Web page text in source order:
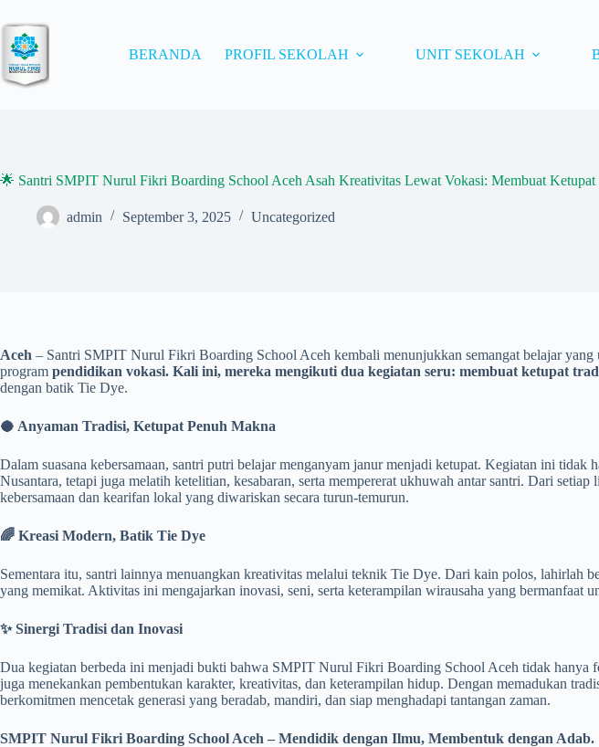
to
content
BERANDA
PROFIL SEKOLAH UNIT SEKOLAH
🌟 Santri SMPIT Nurul Fikri Boarding School Aceh Asah Kreativitas Lewat Vokasi: Membuat
admin September 3, 2025 Uncategorized
Aceh – Santri SMPIT Nurul Fikri Boarding School Aceh kembali menunjukkan semangat belajar yang
program pendidikan vokasi. Kali ini, mereka mengikuti dua kegiatan seru: membuat ketupat
dengan batik Tie Dye.
🥥 Anyaman Tradisi, Ketupat Penuh Makna
Dalam suasana kebersamaan, santri putri belajar menganyam janur menjadi ketupat. Kegiatan ini tidak
Nusantara, tetapi juga melatih ketelitian, kesabaran, serta mempererat ukhuwah antar santri. Dari setiap
kebersamaan dan kearifan lokal yang diwariskan secara turun-temurun.
🌈 Kreasi Modern, Batik Tie Dye
Sementara itu, santri lainnya menuangkan kreativitas melalui teknik Tie Dye. Dari kain polos, lahirlah
yang memikat. Aktivitas ini mengajarkan inovasi, seni, serta keterampilan wirausaha yang bermanfaat
✨ Sinergi Tradisi dan Inovasi
Dua kegiatan berbeda ini menjadi bukti bahwa SMPIT Nurul Fikri Boarding School Aceh tidak hanya
juga menekankan pembentukan karakter, kreativitas, dan keterampilan hidup. Dengan memadukan
berkomitmen mencetak generasi yang beradab, mandiri, dan siap menghadapi tantangan zaman.
SMPIT Nurul Fikri Boarding School Aceh – Mendidik dengan Ilmu, Membentuk dengan Adab.